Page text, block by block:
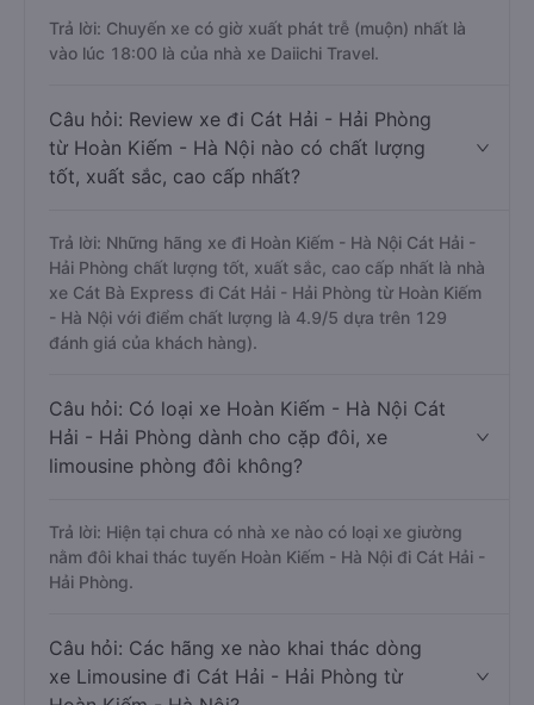
Trả lời: Chuyến xe có giờ xuất phát trễ (muộn) nhất là
vào lúc 18:00 là của nhà xe Daiichi Travel.
Câu hỏi: Review xe đi Cát Hải - Hải Phòng
từ Hoàn Kiếm - Hà Nội nào có chất lượng
tốt, xuất sắc, cao cấp nhất?
Trả lời: Những hãng xe đi Hoàn Kiếm - Hà Nội Cát Hải -
Hải Phòng chất lượng tốt, xuất sắc, cao cấp nhất là nhà
xe Cát Bà Express đi Cát Hải - Hải Phòng từ Hoàn Kiếm
- Hà Nội với điểm chất lượng là 4.9/5 dựa trên 129
đánh giá của khách hàng).
Câu hỏi: Có loại xe Hoàn Kiếm - Hà Nội Cát
Hải - Hải Phòng dành cho cặp đôi, xe
limousine phòng đôi không?
Trả lời: Hiện tại chưa có nhà xe nào có loại xe giường
nằm đôi khai thác tuyến Hoàn Kiếm - Hà Nội đi Cát Hải -
Hải Phòng.
Câu hỏi: Các hãng xe nào khai thác dòng
xe Limousine đi Cát Hải - Hải Phòng từ